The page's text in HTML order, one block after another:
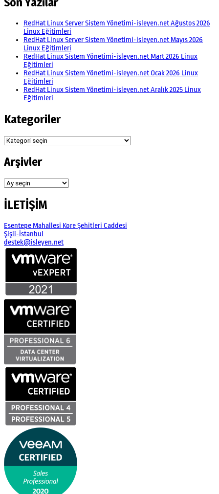
RedHat Linux Server Sistem Yönetimi-isleyen.net Ağustos 2026
Linux Eğitimleri
RedHat Linux Server Sistem Yönetimi-isleyen.net Mayıs 2026
Linux Eğitimleri
RedHat Linux Sistem Yönetimi-isleyen.net Mart 2026 Linux
Eğitimleri
RedHat Linux Sistem Yönetimi-isleyen.net Ocak 2026 Linux
Eğitimleri
RedHat Linux Sistem Yönetimi-isleyen.net Aralık 2025 Linux
Eğitimleri
Kategoriler
Kategoriler
Arşivler
Arşivler
İLETİŞİM
Esentepe Mahallesi Kore Şehitleri Caddesi
Şişli-İstanbul
destek@isleyen.net